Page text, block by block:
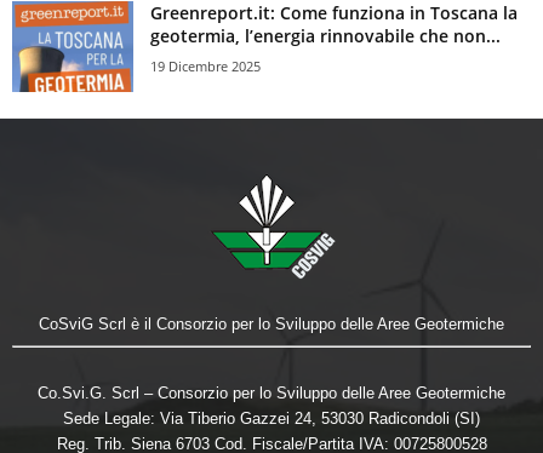
Greenreport.it: Come funziona in Toscana la
geotermia, l’energia rinnovabile che non...
19 Dicembre 2025
CoSviG Scrl è il Consorzio per lo Sviluppo delle Aree Geotermiche
Co.Svi.G. Scrl – Consorzio per lo Sviluppo delle Aree Geotermiche
Sede Legale: Via Tiberio Gazzei 24, 53030 Radicondoli (SI)
Reg. Trib. Siena 6703 Cod. Fiscale/Partita IVA: 00725800528